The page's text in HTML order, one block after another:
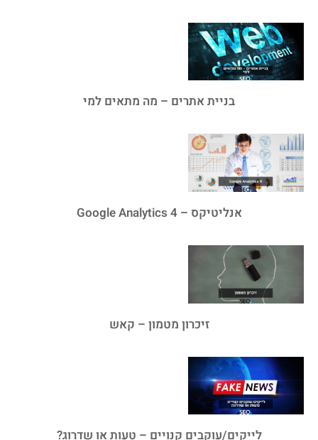
בניית אתרים – מה מתאים למי
אנליטיקס – Google Analytics 4
זיכרון מטמון – קאש
לייקים/עוקבים קנויים – טעות או שדרוג?